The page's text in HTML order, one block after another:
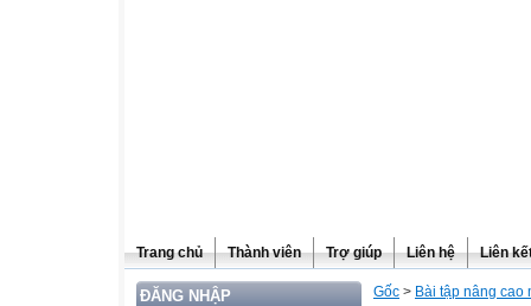
Trang chủ Thành viên Trợ giúp Liên hệ Liên
ĐĂNG NHẬP Gốc > Bài tập nâng cao